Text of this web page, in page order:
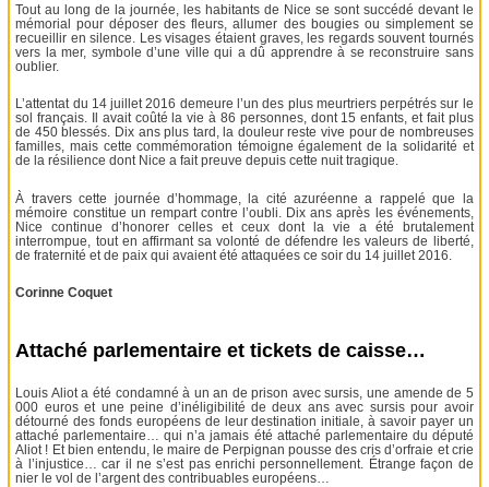
Tout au long de la journée, les habitants de Nice se sont succédé devant le
mémorial pour déposer des fleurs, allumer des bougies ou simplement se
recueillir en silence. Les visages étaient graves, les regards souvent tournés
vers la mer, symbole d’une ville qui a dû apprendre à se reconstruire sans
oublier.
L’attentat du 14 juillet 2016 demeure l’un des plus meurtriers perpétrés sur le
sol français. Il avait coûté la vie à 86 personnes, dont 15 enfants, et fait plus
de 450 blessés. Dix ans plus tard, la douleur reste vive pour de nombreuses
familles, mais cette commémoration témoigne également de la solidarité et
de la résilience dont Nice a fait preuve depuis cette nuit tragique.
À travers cette journée d’hommage, la cité azuréenne a rappelé que la
mémoire constitue un rempart contre l’oubli. Dix ans après les événements,
Nice continue d’honorer celles et ceux dont la vie a été brutalement
interrompue, tout en affirmant sa volonté de défendre les valeurs de liberté,
de fraternité et de paix qui avaient été attaquées ce soir du 14 juillet 2016.
Corinne Coquet
Attaché parlementaire et tickets de caisse…
Louis Aliot a été condamné à un an de prison avec sursis, une amende de 5
000 euros et une peine d’inéligibilité de deux ans avec sursis pour avoir
détourné des fonds européens de leur destination initiale, à savoir payer un
attaché parlementaire… qui n’a jamais été attaché parlementaire du député
Aliot ! Et bien entendu, le maire de Perpignan pousse des cris d’orfraie et crie
à l’injustice… car il ne s’est pas enrichi personnellement. Étrange façon de
nier le vol de l’argent des contribuables européens…